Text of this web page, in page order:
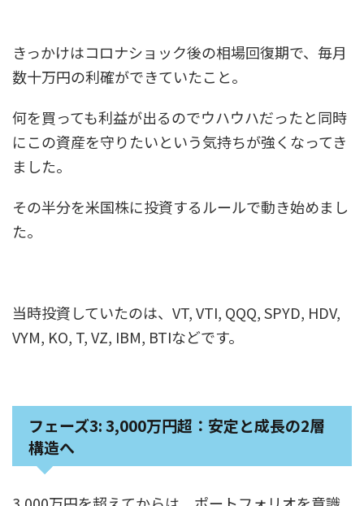
きっかけはコロナショック後の相場回復期で、毎月
数十万円の利確ができていたこと。
何を買っても利益が出るのでウハウハだったと同時
にこの資産を守りたいという気持ちが強くなってき
ました。
その半分を米国株に投資するルールで動き始めまし
た。
当時投資していたのは、VT, VTI, QQQ, SPYD, HDV,
VYM, KO, T, VZ, IBM, BTIなどです。
フェーズ3:3,000万円超：安定と成長の2層
構造へ